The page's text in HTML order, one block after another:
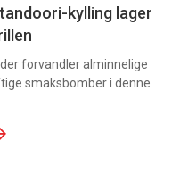
kylling lager
forvandler alminnelige
smaksbomber i denne